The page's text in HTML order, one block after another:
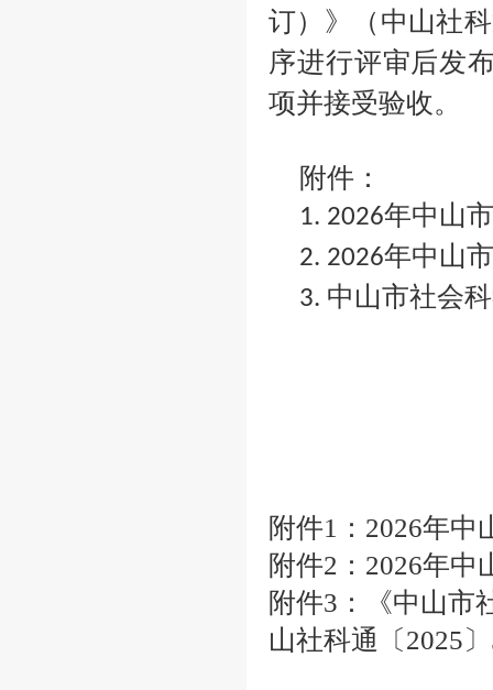
订）》（中山社
序进行评审后发
项并接受验收。
附件：
1. 2026年中山
2. 2026年中山
3. 中山市社会
附件1：2026年
附件2：2026年
附件3：《中山市
山社科通〔2025